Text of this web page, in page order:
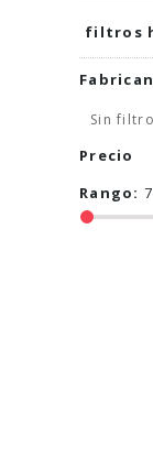
filtros
Sin
Precio
Rango: